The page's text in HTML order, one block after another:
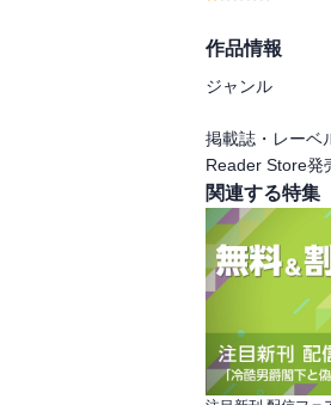
作品情報
ジャンル
掲載誌・レーベ
Reader Store発
関連する特集